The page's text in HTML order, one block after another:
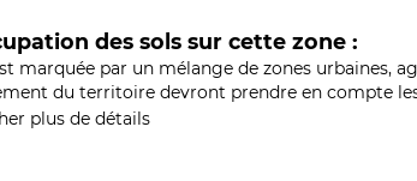
des sols sur cette zone :
marquée par un mélange de zones urbaines,
du territoire devront prendre en compte
plus de détails